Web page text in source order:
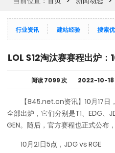
行业资讯 建站经验 搜索
LOL S12淘汰赛赛程出炉
阅读7099 次 2022-10-18
【845.net.cn资讯】10月17日
全部出炉，它们分别是T1、EDG、
GEN。随后，官方赛程也正式公布
10月21日5点，JDG vs RGE